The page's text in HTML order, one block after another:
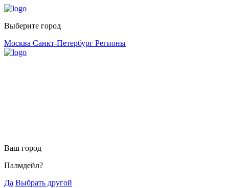
Выберите город
Москва Санкт-Петербург Регионы
Ваш город
Палмдейл?
Да Выбрать другой